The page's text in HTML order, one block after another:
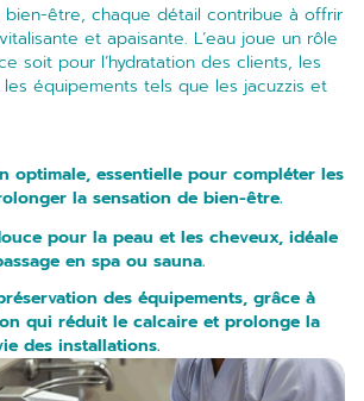
bien-être, chaque détail contribue à offrir
et apaisante. L’eau joue un rôle
soit pour l’hydratation des clients, les
équipements tels que les jacuzzis et
optimale, essentielle pour compléter les
la sensation de bien-être.
pour la peau et les cheveux, idéale
en spa ou sauna.
des équipements, grâce à
qui réduit le calcaire et prolonge la
des installations.